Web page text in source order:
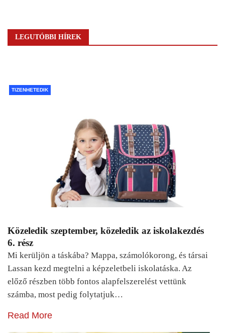
LEGUTÓBBI HÍREK
TIZENHETEDIK
Közeledik szeptember, közeledik az iskolakezdés
6. rész
Mi kerüljön a táskába? Mappa, számolókorong, és társai
Lassan kezd megtelni a képzeletbeli iskolatáska. Az
előző részben több fontos alapfelszerelést vettünk
számba, most pedig folytatjuk…
Read More